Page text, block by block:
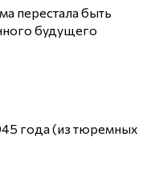
будущего